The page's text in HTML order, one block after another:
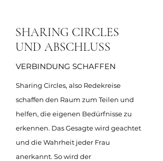
SHARING CIRCLES
UND ABSCHLUSS
VERBINDUNG SCHAFFEN
Sharing Circles, also Redekreise
schaffen den Raum zum Teilen und
helfen, die eigenen Bedürfnisse zu
erkennen. Das Gesagte wird geachtet
und die Wahrheit jeder Frau
anerkannt. So wird der